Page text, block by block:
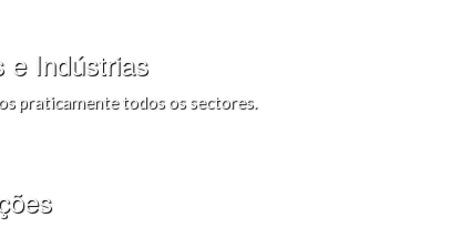
e Indústrias
praticamente todos os sectores.